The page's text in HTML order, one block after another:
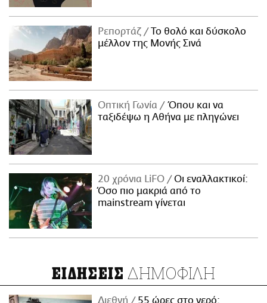
Ρεπορτάζ
Το θολό και δύσκολο
μέλλον της Μονής Σινά
Οπτική Γωνία
Όπου και να
ταξιδέψω η Αθήνα με πληγώνει
20 χρόνια LiFO
Οι εναλλακτικοί:
Όσο πιο μακριά από το
mainstream γίνεται
ΕΙΔΗΣΕΙΣ ΔΗΜΟΦΙΛΗ
Διεθνή
55 ώρες στο νερό: